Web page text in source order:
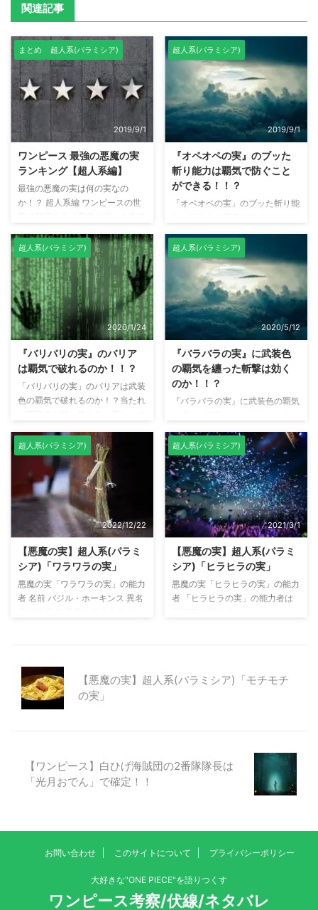
関連記事
まとめ 超人系(パラミシア)
2019/9/1
ワンピース 最強の悪魔の実
ランキング【超人系編】
最強の悪魔の実は何の実なの
か！？ 超人系編 ワンピースの世
てみました。 [前提条件] 武装色
の覇気が使える（覇気の強さは同
じ） 同じ能力の人間が食べたと
仮定 前提条件は上記の2つとしま
す。覇気が使えないとロギアが最
強になる為、「武装色の覇気」が
使える同じ能力の人間が、悪魔の
一番強いのかランク付けしてみま
した。 ※武装色の覇気はクラッカ
ーのようにビスケットを武装色の
覇気を強化するレベルになると、
超人系(パラミシア)
2019/9/1
『オペオペの実』のブッた
斬り能力は覇気で防ぐこと
ができる！！？
「オペオペの実」のブッた斬り能
きるのか！！？武装色の覇気は
「相手の体を実体として捉える」
ことのできる力。
赤犬の「マグマグの実」は実体が
攻撃してくるので防ぐことができ
るが「オペオペの実」は刀で攻撃
している。結論・・・
超人系(パラミシア)
2020/1/24
『バリバリの実』のバリア
は覇気で破れるのか！！？
「バリバリの実」のバリアは武装
色の覇気で破れるのか！？当たれ
リバリの実」のバリア。
「バリバリの実」の強度は？覇気
でもバリアは破ることができな
い！！？・・・
超人系(パラミシア)
2020/5/12
『バラバラの実』に武装色
の覇気を纏った斬撃は効く
のか！！？
『バラバラの実』に武装色の覇気
として捉えるだけ」
海楼石は「能力者の能力を無効に
する」
なぜ頂上決戦でミホークがバギー
を斬撃で攻撃した時、バギーはバ
ラバラになったのか・・・
超人系(パラミシア)
2022/12/22
【悪魔の実】超人系(パラミ
シア)「ワラワラの実」
悪魔の実「ワラワラの実」の能力
者 名前 バジル・ホーキンス 異名
ラワラの実」 悪魔の実「ワラワ
ラの実」の技 藁人形（ストロー
マン） 能力者の体の中に「藁人
形」を宿らせ、自身が受けたダメ
メージを受けるという恐ろしい能
力です。 "藁人形"は部下達の分身
超人系(パラミシア)
2021/3/1
【悪魔の実】超人系(パラミ
シア)「ヒラヒラの実」
悪魔の実「ヒラヒラの実」の能力
者 「ヒラヒラの実」の能力者は
フラミンゴとのやり取りでは、毎
テ これをお前に一任する」 ディ
アマンテ「待ってくれ ドフィ お
れにはムリだ」 ドフラミンゴ
「いや...お前に任せたい」 ディア
【悪魔の実】超人系(パラミシア)「モチモチ
の実」
【ワンピース】白ひげ海賊団の2番隊隊長は
「光月おでん」で確定！！
お問い合わせ このサイトについて プライバシーポリシー
大好きな"ONE PIECE"を語りつくす
ワンピース考察/伏線/ネタバレ